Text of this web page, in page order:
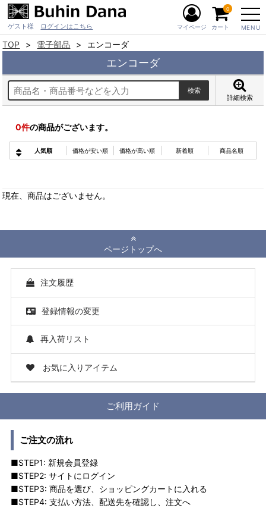
ゲスト様 ログインはこちら MENU
マイページ カート
0
TOP 電子部品 エンコーダ
エンコーダ
詳細検索
0件の商品がございます。
人気順 価格が安い順 価格が高い順 新着順 商品名順
現在、商品はございません。
ページトップへ
注文履歴
登録情報の変更
再入荷リスト
お気に入りアイテム
ご利用ガイド
ご注文の流れ
■STEP1: 新規会員登録
■STEP2: サイトにログイン
■STEP3: 商品を選び、ショッピングカートに入れる
■STEP4: 支払い方法、配送先を確認し、注文へ